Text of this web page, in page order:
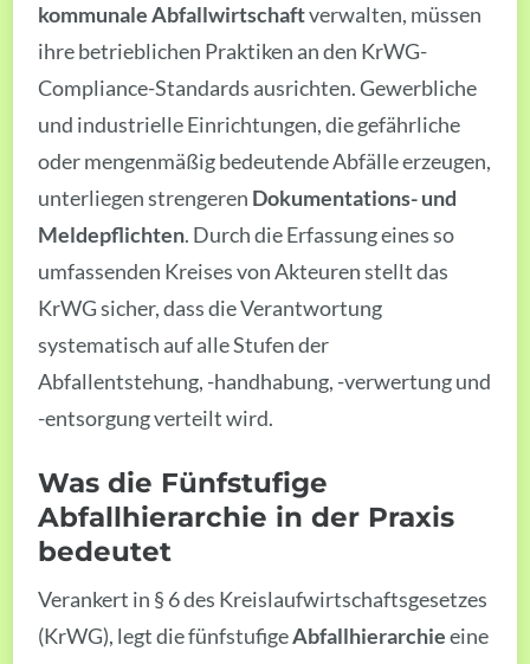
kommunale Abfallwirtschaftverwalten, müssen
ihre betrieblichen Praktiken an den KrWG-
Compliance-Standards ausrichten. Gewerbliche
und industrielle Einrichtungen, die gefährliche
oder mengenmäßig bedeutende Abfälle erzeugen,
unterliegen strengeren Dokumentations- und
Meldepflichten. Durch die Erfassung eines so
umfassenden Kreises von Akteuren stellt das
KrWG sicher, dass die Verantwortung
systematisch auf alle Stufen der
Abfallentstehung, -handhabung, -verwertung und
-entsorgung verteilt wird.
Was die Fünfstufige
Abfallhierarchie in der Praxis
bedeutet
Verankert in § 6 des Kreislaufwirtschaftsgesetzes
(KrWG), legt die fünfstufigeAbfallhierarchieeine